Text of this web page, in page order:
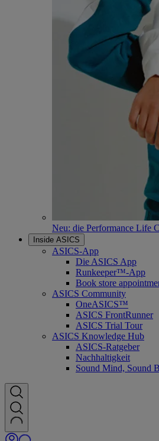
Neu: die Performance Life
Inside ASICS
ASICS-App
Die ASICS App
Runkeeper™-App
Book store
ASICS Community
OneASICS™
ASICS FrontRunner
ASICS Trial Tour
ASICS Knowledge Hub
ASICS-Ratgeber
Nachhaltigkeit
Sound Mind, Sound